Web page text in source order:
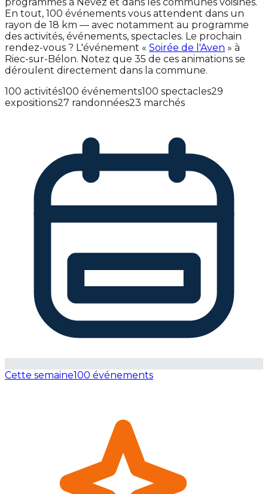
En tout, 100 événements vous attendent dans un
rayon de 18 km — avec notamment au programme
des activités, événements, spectacles. Le prochain
rendez-vous ? L'événement « Soirée de l'Aven » à
Riec-sur-Bélon. Notez que 35 de ces animations se
déroulent directement dans la commune.
100 activités100 événements100 spectacles29
expositions27 randonnées23 marchés
Cette semaine100 événements